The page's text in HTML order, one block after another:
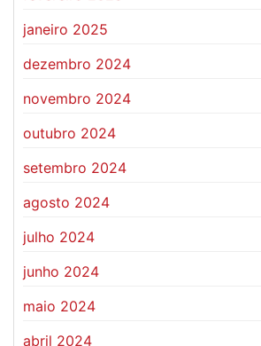
janeiro 2025
dezembro 2024
novembro 2024
outubro 2024
setembro 2024
agosto 2024
julho 2024
junho 2024
maio 2024
abril 2024